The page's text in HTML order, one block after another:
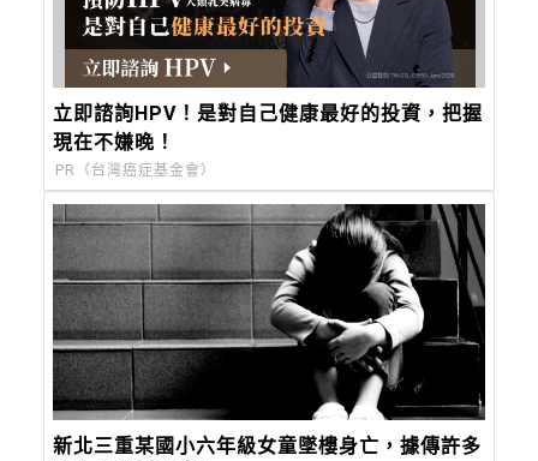
立即諮詢HPV！是對自己健康最好的投資，把握
現在不嫌晚！
PR（台灣癌症基金會）
新北三重某國小六年級女童墜樓身亡，據傳許多